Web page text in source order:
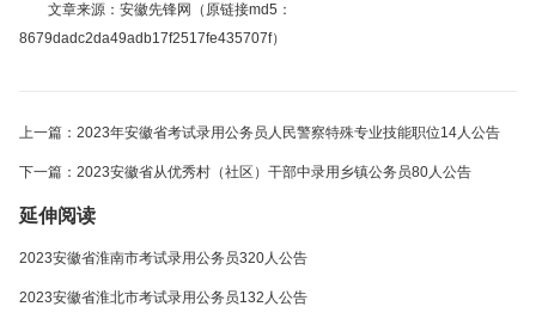
文章来源：安徽先锋网（原链接md5：
8679dadc2da49adb17f2517fe435707f）
上一篇：2023年安徽省考试录用公务员人民警察特殊专业技能职位14人公告
下一篇：2023安徽省从优秀村（社区）干部中录用乡镇公务员80人公告
延伸阅读
2023安徽省淮南市考试录用公务员320人公告
2023安徽省淮北市考试录用公务员132人公告